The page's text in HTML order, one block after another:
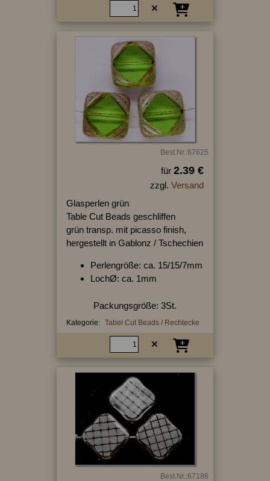
Best.Nr.:67625
für 2.39 €
zzgl. Versand
Glasperlen grün
Table Cut Beads geschliffen
grün transp. mit picasso finish,
hergestellt in Gablonz / Tschechien
Perlengröße: ca. 15/15/7mm
LochØ: ca. 1mm
Packungsgröße: 3St.
Kategorie: Tabel Cut Beads / Rechtecke
Best.Nr.:67186